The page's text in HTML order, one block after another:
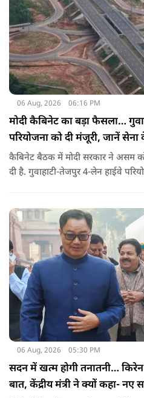
06 Aug, 2026 06:16 PM
मोदी कैबिनेट का बड़ा फैसला…
परियोजना को दी मंजूरी, जानें
कैबिनेट बैठक में मोदी सरकार ने असम
दी है. गुवाहाटी-तेजपुर 4-लेन हाईवे
06 Aug, 2026 05:30 PM
सदन में खत्म होगी तनातनी…
बात, केंद्रीय मंत्री ने क्यों कहा- नए